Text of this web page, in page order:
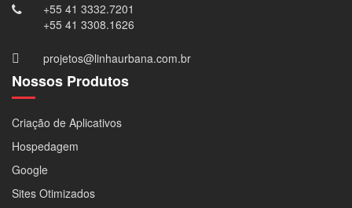
+55 41 3332.7201
+55 41 3308.1626
projetos@linhaurbana.com.br
Nossos Produtos
Criação de Aplicativos
Hospedagem
Google
Sites Otimizados